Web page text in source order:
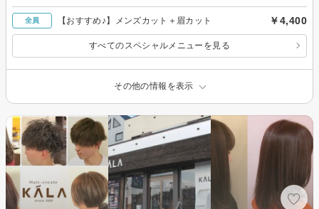
全員 【おすすめ♪】メンズカット＋眉カット ￥4,400
すべてのスペシャルメニューを見る
その他の情報を表示